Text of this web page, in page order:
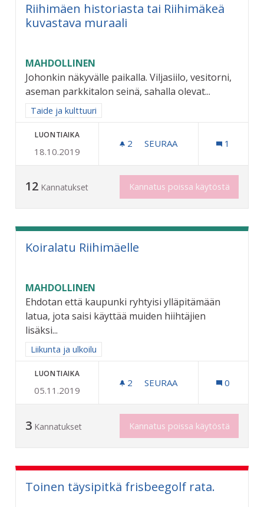
Riihimäen historiasta tai Riihimäkeä
kuvastava muraali
MAHDOLLINEN
Johonkin näkyvälle paikalla. Viljasiilo, vesitorni,
aseman parkkitalon seinä, sahalla olevat...
Rajaa tulokset aihepiirin mukaan: Taide ja kulttuuri
Taide ja kulttuuri
LUONTIAIKA
18.10.2019
2 2 SEURAAJAA
SEURAA 1
12 Kannatukset Kannatus poissa käytöstä
Koiralatu Riihimäelle
MAHDOLLINEN
Ehdotan että kaupunki ryhtyisi ylläpitämään
latua, jota saisi käyttää muiden hiihtäjien
lisäksi...
Rajaa tulokset aihepiirin mukaan: Liikunta ja ulkoilu
Liikunta ja ulkoilu
LUONTIAIKA
05.11.2019
2 2 SEURAAJAA
SEURAA 0
3 Kannatukset Kannatus poissa käytöstä
Toinen täysipitkä frisbeegolf rata.